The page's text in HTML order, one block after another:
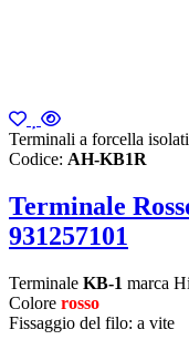
Terminali a forcella isolati
Codice: AH-KB1R
Terminale
931257101
Terminale KB-1 marca
Colore rosso
Fissaggio del filo: a vite